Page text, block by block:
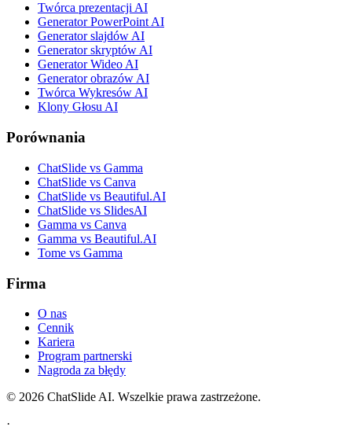
Twórca prezentacji AI
Generator PowerPoint AI
Generator slajdów AI
Generator skryptów AI
Generator Wideo AI
Generator obrazów AI
Twórca Wykresów AI
Klony Głosu AI
Porównania
ChatSlide vs Gamma
ChatSlide vs Canva
ChatSlide vs Beautiful.AI
ChatSlide vs SlidesAI
Gamma vs Canva
Gamma vs Beautiful.AI
Tome vs Gamma
Firma
O nas
Cennik
Kariera
Program partnerski
Nagroda za błędy
© 2026 ChatSlide AI. Wszelkie prawa zastrzeżone.
·